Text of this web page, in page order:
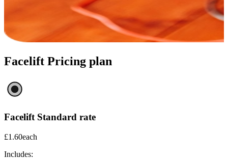
Facelift Pricing plan​​​​‌ ‍ ​‍​‍‌‍ ‌ ​‍‌‍‍‌‌‍‌ ‌‍‍‌‌‍ ‍​‍​‍​ ‍‍​‍​‍‌ ​ ‌‍​‌‌‍ ‍‌‍‍‌‌ ‌​‌ ‍‌​‍ ‍‌‍‍‌‌‍ ​‍​‍​‍ ​​‍​‍‌‍‍​‌ ​‍‌‍‌‌‌‍‌‍​‍​‍​ ‍‍​‍​‍​‍ ‌‍​‌‌‍‌​‌‍ ‌‌‍‍‌‌‍ ‍​‍ ‌‍‍‌‌‍ ‍‌ ‌​‌‍‌‌‌‍ ‍‌ ‌​​‍ ‌‍‌‌‌‍‌​‌‍‍‌‌ ‌​​‍ ‌‍ ‌‌‍ ‌‍‌​‌‍‌‌​ ‌‌ ​​‌ ​‍‌‍‌‌‌ ​ ‌‍‌‌‌‍ ‍‌ ‌​‌‍​‌‌ ‌​‌‍‍‌‌‍ ‌‍ ‍​ ‍ ‌‍‍‌‌‍‌​​ ‌‌‍‍​‌‍ ‌‍ ‌‌‍‌‌​ ‍ ‌ ‌​‌ ‍‌‌ ​​‌‍‌‌​ ‌‌‍‍​‌‍ ‌‍ ‌‌‍‌‌​ ‍ ‌ ​​‌‍​‌‌ ‌​‌‍‍​​ ‌‌‍​ ‌‍ ‌‍ ‍‌ ‌​‌‍‌‌‌‍ ‍‌ ‌​​‍‌‌​ ‌‌‌​​‍‌‌ ‌‍‍ ‌‍‌‌‌ ‍‌​‍‌‌​ ​ ‌​‌​​‍‌‌​ ​ ‌​‌​​‍‌‌​ ​‍​ ​‍‌‍‌‍​ ‍​​ ‌‌​ ‌​​ ​‍​ ‌​​ ‍​‌‍‌‍‌‍‌​​ ​​‌‍​‌​ ‍‌​‍‌‌​ ​‍​ ​‍​‍‌‌​ ‌‌‌​‌​​‍ ‍‌ ‌​‌‍‍‌‌ ‌​‌‍ ​‌‍‌‌​‍‌‌​ ‌‌‌​​‍‌‌ ‌‍‍ ‌‍‌‌‌ ‍‌​‍‌‌​ ​ ‌​‌​​‍‌‌​ ​ ‌​‌​​‍‌‌​ ​‍​ ​‍‌‍‌‍‌‍‌‍​ ‌​​ ​ ​ ‌​‌‍​ ‌‍‌​‌‍‌​​ ‌‍​ ‌‌​ ‍​​ ‌‍​‍‌‌​ ​‍​ ​‍​‍‌‌​ ‌‌‌​‌​​‍ ‍‌‍​ ‌‍‍​‌‍‍‌‌‍ ​‌‍‌​‌ ​‍‌‍‌‌‌‍ ‍​‍‌‌​ ‌‌‌​​‍‌‌ ‌‍‍ ‌‍‌‌‌ ‍‌​‍‌‌​ ​ ‌​‌​​‍‌‌​ ​ ‌​‌​​‍‌‌​ ​‍​ ​‍​ ​‍​ ​ ​ ‌​​ ​ ​ ​‍‌‍‌‍‌‍‌‍​ ‌‌​ ‌‌‌‍‌‌‌‍​‌‌‍‌‌​‍‌‌​ ​‍​ ​‍​‍‌‌​ ‌‌‌​‌​​‍ ‍‌ ‌​‌‍‌‌‌ ‍​‌ ‌​​ ‌‍​‍‌‍​‌‌ ​ ‌‍‌‌‌‌‌‌‌ ​‍‌‍ ​​ ‌​‍‌‌​ ​‍‌​‌‍‌‍​‌‌‍‌​‌‍ ‌‌‍‍‌‌‍ ‍​‍‌‍‌‍‍‌‌‍‌​​ ‌‌‍‍​‌‍ ‌‍ ‌‌‍‌‌​‍‌‍‌ ‌​‌ ‍‌‌ ​​‌‍‌‌​ ‌‌‍‍​‌‍ ‌‍ ‌‌‍‌‌​‍‌‍‌ ​​‌‍​‌‌ ‌​‌‍‍​​ ‌‌‍​ ‌‍ ‌‍ ‍‌ ‌​‌‍‌‌‌‍ ‍‌ ‌​​‍‌‌​ ‌‌‌​​‍‌‌ ‌‍‍ ‌‍‌‌‌ ‍‌​‍‌‌​ ​ ‌​‌​​‍‌‌​ ​ ‌​‌​​‍‌‌​ ​‍​ ​‍‌‍‌‍​ ‍​​ ‌‌​ ‌​​ ​‍​ ‌​​ ‍​‌‍‌‍‌‍‌​​ ​​‌‍​‌​ ‍‌​‍‌‌​ ​‍​ ​‍​‍‌‌​ ‌‌‌​‌​​‍ ‍‌ ‌​‌‍‍‌‌ ‌​‌‍ ​‌‍‌‌​‍‌‌​ ‌‌‌​​‍‌‌ ‌‍‍ ‌‍‌‌‌ ‍‌​‍‌‌​ ​ ‌​‌​​‍‌‌​ ​ ‌​‌​​‍‌‌​ ​‍​ ​‍‌‍‌‍‌‍‌‍​ ‌​​ ​ ​ ‌​‌‍​ ‌‍‌​‌‍‌​​ ‌‍​ ‌‌​ ‍​​ ‌‍​‍‌‌​ ​‍​ ​‍​‍‌‌​ ‌‌‌​‌​​‍ ‍‌‍​ ‌‍‍​‌‍‍‌‌‍ ​‌‍‌​‌ ​‍‌‍‌‌‌‍ ‍​‍‌‌​ ‌‌‌​​‍‌‌ ‌‍‍ ‌‍‌‌‌ ‍‌​‍‌‌​ ​ ‌​‌​​‍‌‌​ ​ ‌​‌​​‍‌‌​ ​‍​ ​‍​ ​‍​ ​ ​ ‌​​ ​ ​ ​‍‌‍‌‍‌‍‌‍​ ‌‌​ ‌‌‌‍‌‌‌‍​‌‌‍‌‌​‍‌‌​ ​‍​ ​‍​‍‌‌​ ‌‌‌​‌​​‍ ‍‌ ‌​‌‍‌‌‌ ‍​‌ ‌​​‍‌‍‌ ​​‌‍‌‌‌ ​‍‌ ​ ‌ ​​‌‍‌‌‌‍​ ‌ ‌​‌‍‍‌‌ ‌‍‌‍‌‌​ ‌‌ ​​‌ ‌‌‌‍​‍‌‍ ​‌‍‍‌‌ ​ ‌‍‍​‌‍‌‌‌‍‌​​‍​‍‌ ‌
Facelift Standard rate​​​​‌ ‍ ​‍​‍‌‍ ‌ ​‍‌‍‍‌‌‍‌ ‌‍‍‌‌‍ ‍​‍​‍​ ‍‍​‍​‍‌ ​ ‌‍​‌‌‍ ‍‌‍‍‌‌ ‌​‌ ‍‌​‍ ‍‌‍‍‌‌‍ ​‍​‍​‍ ​​‍​‍‌‍‍​‌ ​‍‌‍‌‌‌‍‌‍​‍​‍​ ‍‍​‍​‍​‍ ‌‍​‌‌‍‌​‌‍ ‌‌‍‍‌‌‍ ‍​‍ ‌‍‍‌‌‍ ‍‌ ‌​‌‍‌‌‌‍ ‍‌ ‌​​‍ ‌‍‌‌‌‍‌​‌‍‍‌‌ ‌​​‍ ‌‍ ‌‌‍ ‌‍‌​‌‍‌‌​ ‌‌ ​​‌ ​‍‌‍‌‌‌ ​ ‌‍‌‌‌‍ ‍‌ ‌​‌‍​‌‌ ‌​‌‍‍‌‌‍ ‌‍ ‍​ ‍ ‌‍‍‌‌‍‌​​ ‌​ ​‌​ ‌‌‌‍​‍‌‍​ ‌‍‌‍​ ‍‌​ ​‌​ ​‍​‍ ‌​ ​‍​ ‍​‌‍‌‍​ ​‌​‍ ‌​ ‌​​ ‍​​ ​‌​ ‌‍​‍ ‌‌‍​‍​ ​​​ ‌‌‌‍​‌​‍ ‌​ ‍​​ ‍‌‌‍​‍‌‍‌‍‌‍‌​‌‍​ ​ ‌‍‌‍​‌‌‍‌‌​ ‌ ​ ‌​‌‍​ ​ ‍ ‌ ‌​‌ ‍‌‌ ​​‌‍‌‌​ ‌‌ ​​‌ ​‍‌‍‍‌‌‍​ ‌‍‍‌‌‍ ‍‌‍‌ ‌‌​​‌‍ ​‌‍​‌‌‍ ‍​ ‍ ‌ ​​‌‍​‌‌ ‌​‌‍‍​​ ‌‌ ‌​‌‍‍‌‌ ‌​‌‍ ​‌‍‌‌​ ‌‍​‍‌‍​‌‌ ​ ‌‍‌‌‌‌‌‌‌ ​‍‌‍ ​​ ‌​‍‌‌​ ​‍‌​‌‍‌‍​‌‌‍‌​‌‍ ‌‌‍‍‌‌‍ ‍​‍‌‍‌‍‍‌‌‍‌​​ ‌​ ​‌​ ‌‌‌‍​‍‌‍​ ‌‍‌‍​ ‍‌​ ​‌​ ​‍​‍ ‌​ ​‍​ ‍​‌‍‌‍​ ​‌​‍ ‌​ ‌​​ ‍​​ ​‌​ ‌‍​‍ ‌‌‍​‍​ ​​​ ‌‌‌‍​‌​‍ ‌​ ‍​​ ‍‌‌‍​‍‌‍‌‍‌‍‌​‌‍​ ​ ‌‍‌‍​‌‌‍‌‌​ ‌ ​ ‌​‌‍​ ​‍‌‍‌ ‌​‌ ‍‌‌ ​​‌‍‌‌​ ‌‌ ​​‌ ​‍‌‍‍‌‌‍​ ‌‍‍‌‌‍ ‍‌‍‌ ‌‌​​‌‍ ​‌‍​‌‌‍ ‍​‍‌‍‌ ​​‌‍​‌‌ ‌​‌‍‍​​ ‌‌ ‌​‌‍‍‌‌ ‌​‌‍ ​‌‍‌‌​‍‌‍‌ ​​‌‍‌‌‌ ​‍‌ ​ ‌ ​​‌‍‌‌‌‍​ ‌ ‌​‌‍‍‌‌ ‌‍‌‍‌‌​ ‌‌ ​​‌ ‌‌‌‍​‍‌‍ ​‌‍‍‌‌ ​ ‌‍‍​‌‍‌‌‌‍‌​​‍​‍‌ ‌
£1.60each​​​​‌ ‍ ​‍​‍‌‍ ‌ ​‍‌‍‍‌‌‍‌ ‌‍‍‌‌‍ ‍​‍​‍​ ‍‍​‍​‍‌ ​ ‌‍​‌‌‍ ‍‌‍‍‌‌ ‌​‌ ‍‌​‍ ‍‌‍‍‌‌‍ ​‍​‍​‍ ​​‍​‍‌‍‍​‌ ​‍‌‍‌‌‌‍‌‍​‍​‍​ ‍‍​‍​‍​‍ ‌‍​‌‌‍‌​‌‍ ‌‌‍‍‌‌‍ ‍​‍ ‌‍‍‌‌‍ ‍‌ ‌​‌‍‌‌‌‍ ‍‌ ‌​​‍ ‌‍‌‌‌‍‌​‌‍‍‌‌ ‌​​‍ ‌‍ ‌‌‍ ‌‍‌​‌‍‌‌​ ‌‌ ​​‌ ​‍‌‍‌‌‌ ​ ‌‍‌‌‌‍ ‍‌ ‌​‌‍​‌‌ ‌​‌‍‍‌‌‍ ‌‍ ‍​ ‍ ‌‍‍‌‌‍‌​​ ‌​ ​‌​ ‌‌‌‍​‍‌‍​ ‌‍‌‍​ ‍‌​ ​‌​ ​‍​‍ ‌​ ​‍​ ‍​‌‍‌‍​ ​‌​‍ ‌​ ‌​​ ‍​​ ​‌​ ‌‍​‍ ‌‌‍​‍​ ​​​ ‌‌‌‍​‌​‍ ‌​ ‍​​ ‍‌‌‍​‍‌‍‌‍‌‍‌​‌‍​ ​ ‌‍‌‍​‌‌‍‌‌​ ‌ ​ ‌​‌‍​ ​ ‍ ‌ ‌​‌ ‍‌‌ ​​‌‍‌‌​ ‌‌ ​​‌ ​‍‌‍‍‌‌‍​ ‌‍‍‌‌‍ ‍‌‍‌ ‌‌​​‌‍ ​‌‍​‌‌‍ ‍​ ‍ ‌ ​​‌‍​‌‌ ‌​‌‍‍​​ ‌‌‍​ ‌‍ ‌‍ ‌‌‍ ‌‌‍‌‌‌‍ ‍‌ ‌​​ ‌‍​‍‌‍​‌‌ ​ ‌‍‌‌‌‌‌‌‌ ​‍‌‍ ​​ ‌​‍‌‌​ ​‍‌​‌‍‌‍​‌‌‍‌​‌‍ ‌‌‍‍‌‌‍ ‍​‍‌‍‌‍‍‌‌‍‌​​ ‌​ ​‌​ ‌‌‌‍​‍‌‍​ ‌‍‌‍​ ‍‌​ ​‌​ ​‍​‍ ‌​ ​‍​ ‍​‌‍‌‍​ ​‌​‍ ‌​ ‌​​ ‍​​ ​‌​ ‌‍​‍ ‌‌‍​‍​ ​​​ ‌‌‌‍​‌​‍ ‌​ ‍​​ ‍‌‌‍​‍‌‍‌‍‌‍‌​‌‍​ ​ ‌‍‌‍​‌‌‍‌‌​ ‌ ​ ‌​‌‍​ ​‍‌‍‌ ‌​‌ ‍‌‌ ​​‌‍‌‌​ ‌‌ ​​‌ ​‍‌‍‍‌‌‍​ ‌‍‍‌‌‍ ‍‌‍‌ ‌‌​​‌‍ ​‌‍​‌‌‍ ‍​‍‌‍‌ ​​‌‍​‌‌ ‌​‌‍‍​​ ‌‌‍​ ‌‍ ‌‍ ‌‌‍ ‌‌‍‌‌‌‍ ‍‌ ‌​​‍‌‍‌ ​​‌‍‌‌‌ ​‍‌ ​ ‌ ​​‌‍‌‌‌‍​ ‌ ‌​‌‍‍‌‌ ‌‍‌‍‌‌​ ‌‌ ​​‌ ‌‌‌‍​‍‌‍ ​‌‍‍‌‌ ​ ‌‍‍​‌‍‌‌‌‍‌​​‍​‍‌ ‌
Includes: